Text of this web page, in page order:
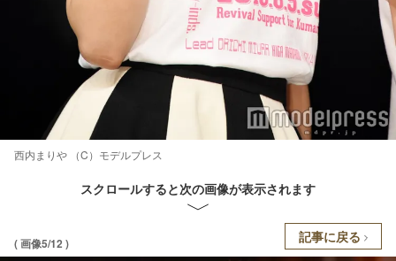
西内まりや （C）モデルプレス
スクロールすると次の画像が表示されます
( 画像5/12 ) 記事に戻る